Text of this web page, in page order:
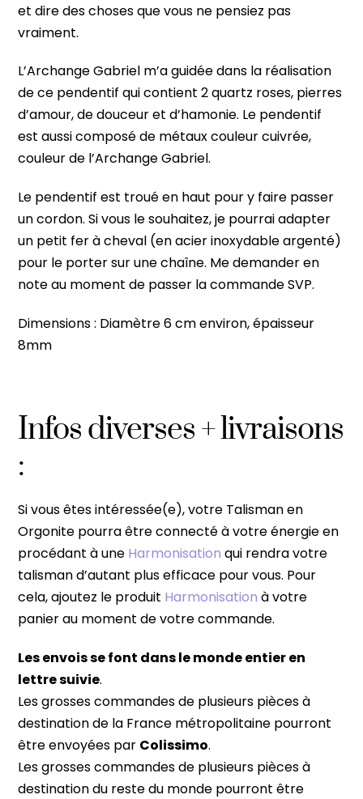
et dire des choses que vous ne pensiez pas
vraiment.
L’Archange Gabriel m’a guidée dans la réalisation
de ce pendentif qui contient 2 quartz roses, pierres
d’amour, de douceur et d’hamonie. Le pendentif
est aussi composé de métaux couleur cuivrée,
couleur de l’Archange Gabriel.
Le pendentif est troué en haut pour y faire passer
un cordon. Si vous le souhaitez, je pourrai adapter
un petit fer à cheval (en acier inoxydable argenté)
pour le porter sur une chaîne. Me demander en
note au moment de passer la commande SVP.
Dimensions : Diamètre 6 cm environ, épaisseur
8mm
Infos diverses + livraisons
:
Si vous êtes intéressée(e), votre Talisman en
Orgonite pourra être connecté à votre énergie en
procédant à une Harmonisation qui rendra votre
talisman d’autant plus efficace pour vous. Pour
cela, ajoutez le produit Harmonisation à votre
panier au moment de votre commande.
Les envois se font dans le monde entier en
lettre suivie.
Les grosses commandes de plusieurs pièces à
destination de la France métropolitaine pourront
être envoyées par Colissimo.
Les grosses commandes de plusieurs pièces à
destination du reste du monde pourront être